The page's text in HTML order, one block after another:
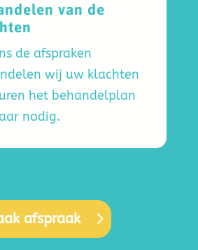
van de
de afspraken
wij uw klachten
het behandelplan
nodig.
afspraak